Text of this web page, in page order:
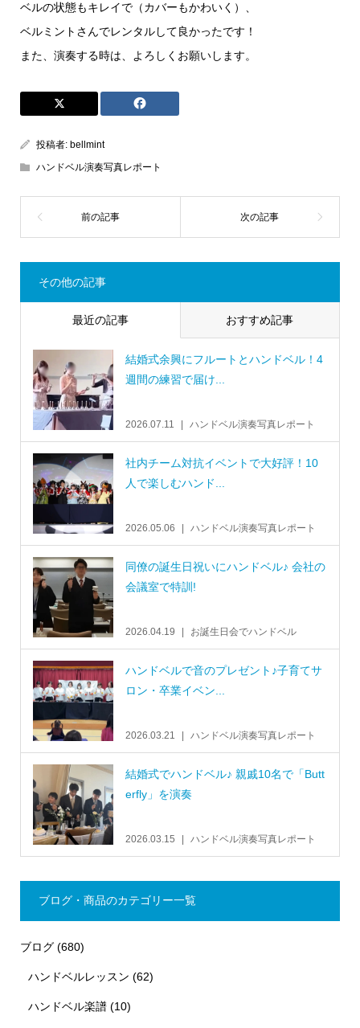
ベルの状態もキレイで（カバーもかわいく）、
ベルミントさんでレンタルして良かったです！
また、演奏する時は、よろしくお願いします。
投稿者: bellmint
ハンドベル演奏写真レポート
その他の記事
最近の記事 おすすめ記事
結婚式余興にフルートとハンドベル！4
週間の練習で届け...
2026.07.11 ハンドベル演奏写真レポート
社内チーム対抗イベントで大好評！10
人で楽しむハンド...
2026.05.06 ハンドベル演奏写真レポート
同僚の誕生日祝いにハンドベル♪ 会社の
会議室で特訓!
2026.04.19 お誕生日会でハンドベル
ハンドベルで音のプレゼント♪子育てサ
ロン・卒業イベン...
2026.03.21 ハンドベル演奏写真レポート
結婚式でハンドベル♪ 親戚10名で「Butt
erfly」を演奏
2026.03.15 ハンドベル演奏写真レポート
ブログ・商品のカテゴリー一覧
ブログ(680)
ハンドベルレッスン (62)
ハンドベル楽譜 (10)